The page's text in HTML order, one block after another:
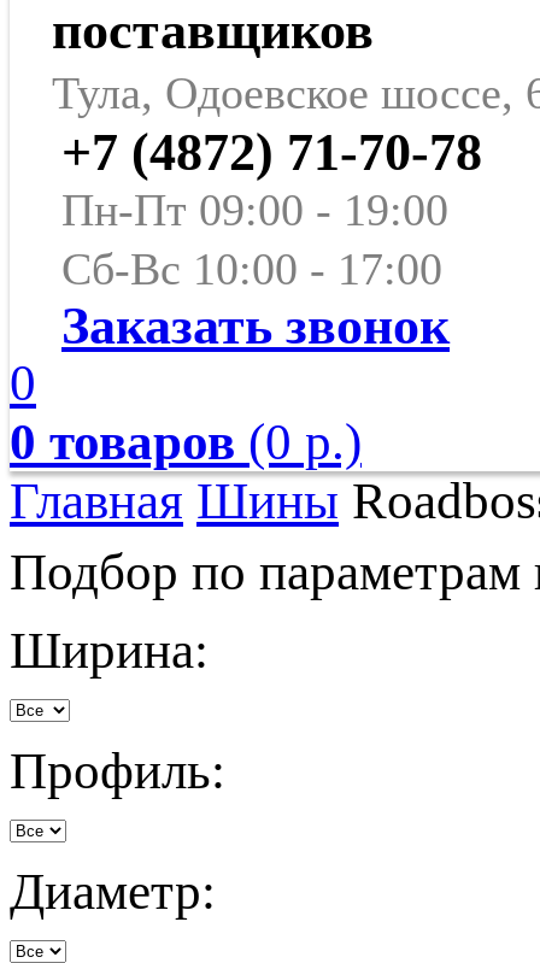
поставщиков
Тула, Одоевское шоссе,
+7 (4872) 71-70-78
Пн-Пт 09:00 - 19:00
Сб-Вс 10:00 - 17:00
Заказать звонок
0
0 товаров (0 р.)
Главная Шины
Подбор по
Ширина:
Профиль:
Диаметр: